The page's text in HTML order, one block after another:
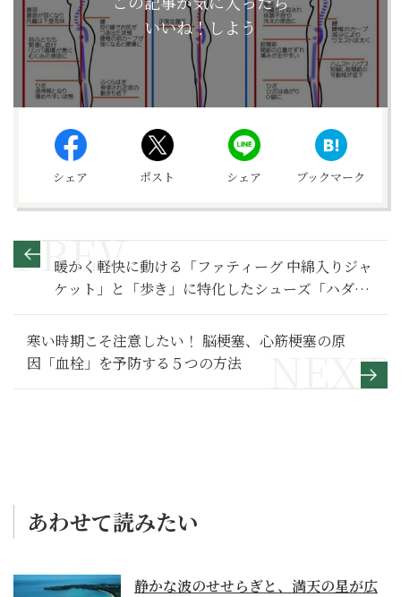
いいね！しよう
シェア ポスト シェア ブックマーク
暖かく軽快に動ける「ファティーグ 中綿入りジャ
ケット」と「歩き」に特化したシューズ「ハダシ
ウォーカー 」
寒い時期こそ注意したい！ 脳梗塞、心筋梗塞の原
因「血栓」を予防する５つの方法
あわせて読みたい
静かな波のせせらぎと、満天の星が広